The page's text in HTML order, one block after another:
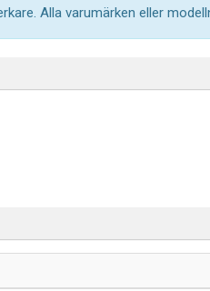
Alla varumärken eller